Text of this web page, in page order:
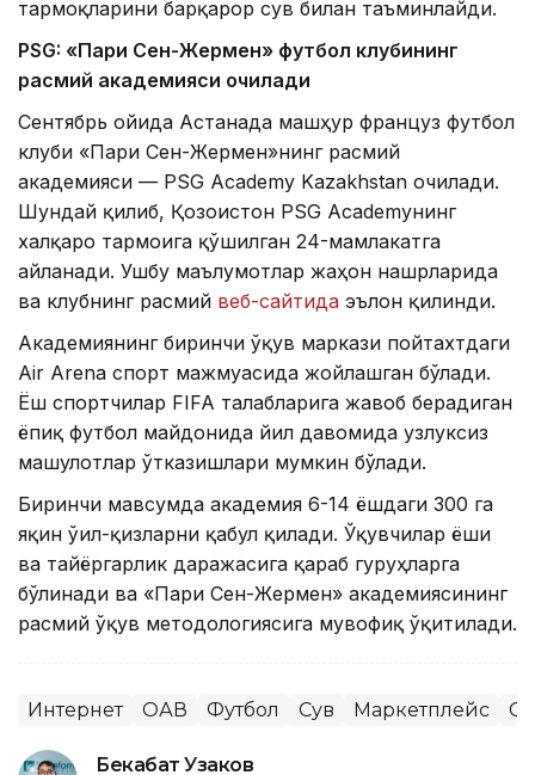
тармоқларини барқарор сув билан таъминлайди.
PSG: «Пари Сен-Жермен» футбол клубининг
расмий академияси очилади
Сентябрь ойида Астанада машҳур француз футбол
клуби «Пари Сен-Жермен»нинг расмий
академияси — PSG Academy Kazakhstan очилади.
Шундай қилиб, Қозоғистон PSG Academyнинг
халқаро тармоғига қўшилган 24-мамлакатга
айланади. Ушбу маълумотлар жаҳон нашрларида
ва клубнинг расмий веб-сайтида эълон қилинди.
Академиянинг биринчи ўқув маркази пойтахтдаги
Air Arena спорт мажмуасида жойлашган бўлади.
Ёш спортчилар FIFA талабларига жавоб берадиган
ёпиқ футбол майдонида йил давомида узлуксиз
машғулотлар ўтказишлари мумкин бўлади.
Биринчи мавсумда академия 6-14 ёшдаги 300 га
яқин ўғил-қизларни қабул қилади. Ўқувчилар ёши
ва тайёргарлик даражасига қараб гуруҳларга
бўлинади ва «Пари Сен-Жермен» академиясининг
расмий ўқув методологиясига мувофиқ ўқитилади.
Интернет ОАВ Футбол Сув Маркетплейс
Бекабат Узаков